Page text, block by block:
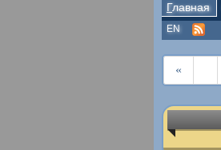
Главная
EN
«